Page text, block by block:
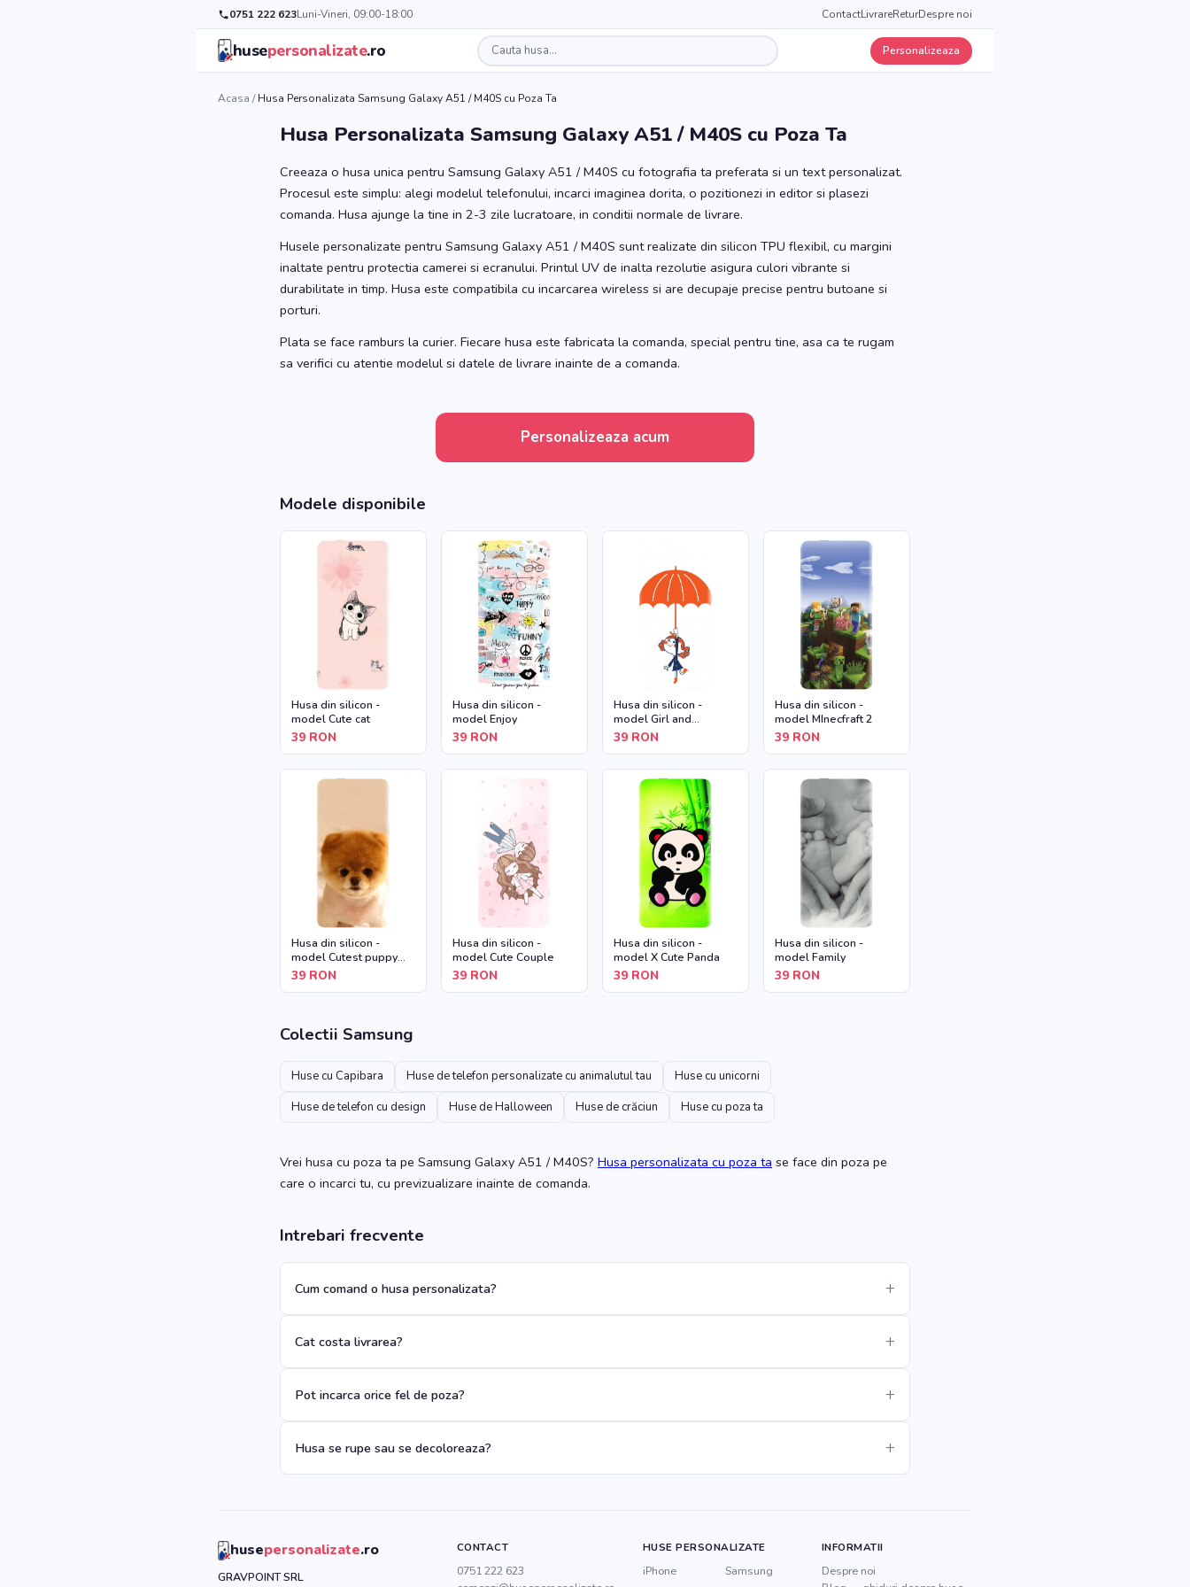
0751 222 623Luni-Vineri, 09:00-18:00 ContactLivrareReturDespre noi
husepersonalizate.ro Personalizeaza
Acasa /Husa Personalizata Samsung Galaxy A51 / M40S cu Poza Ta
Husa Personalizata Samsung Galaxy A51 / M40S cu Poza Ta
Creeaza o husa unica pentru Samsung Galaxy A51 / M40S cu fotografia ta preferata si un text personalizat.
Procesul este simplu: alegi modelul telefonului, incarci imaginea dorita, o pozitionezi in editor si plasezi
comanda. Husa ajunge la tine in 2-3 zile lucratoare, in conditii normale de livrare.
Husele personalizate pentru Samsung Galaxy A51 / M40S sunt realizate din silicon TPU flexibil, cu margini
inaltate pentru protectia camerei si ecranului. Printul UV de inalta rezolutie asigura culori vibrante si
durabilitate in timp. Husa este compatibila cu incarcarea wireless si are decupaje precise pentru butoane si
porturi.
Plata se face ramburs la curier. Fiecare husa este fabricata la comanda, special pentru tine, asa ca te rugam
sa verifici cu atentie modelul si datele de livrare inainte de a comanda.
Personalizeaza acum
Modele disponibile
Husa din silicon -
model Cute cat
39 RON
Husa din silicon -
model Enjoy
39 RON
Husa din silicon -
model Girl and
Umbrella
39 RON
Husa din silicon -
model MInecfraft 2
39 RON
Husa din silicon -
model Cutest puppy
dog
39 RON
Husa din silicon -
model Cute Couple
39 RON
Husa din silicon -
model X Cute Panda
39 RON
Husa din silicon -
model Family
39 RON
Colectii Samsung
Huse cu Capibara Huse de telefon personalizate cu animalutul tau
Huse cu unicorni
Huse de telefon cu design
Huse de Halloween Huse de crăciun Huse cu poza ta
Vrei husa cu poza ta pe Samsung Galaxy A51 / M40S? Husa personalizata cu poza ta se face din poza pe
care o incarci tu, cu previzualizare inainte de comanda.
Intrebari frecvente
Cum comand o husa personalizata?
Cat costa livrarea?
Pot incarca orice fel de poza?
Husa se rupe sau se decoloreaza?
husepersonalizate.ro
GRAVPOINT SRL
CONTACT
0751 222 623
HUSE PERSONALIZATE
iPhone
Samsung
INFORMATII
Despre noi